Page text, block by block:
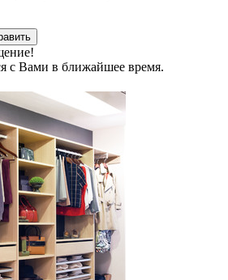
с Вами в ближайшее время.